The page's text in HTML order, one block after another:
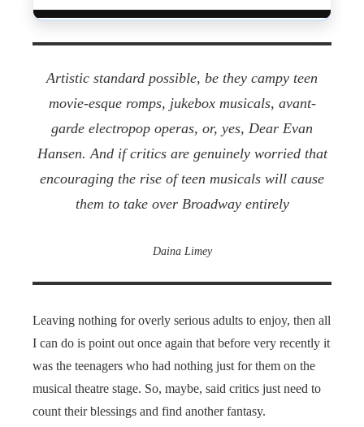
Artistic standard possible, be they campy teen
movie-esque romps, jukebox musicals, avant-
garde electropop operas, or, yes, Dear Evan
Hansen. And if critics are genuinely worried that
encouraging the rise of teen musicals will cause
them to take over Broadway entirely
Daina Limey
Leaving nothing for overly serious adults to enjoy, then all
I can do is point out once again that before very recently it
was the teenagers who had nothing just for them on the
musical theatre stage. So, maybe, said critics just need to
count their blessings and find another fantasy.